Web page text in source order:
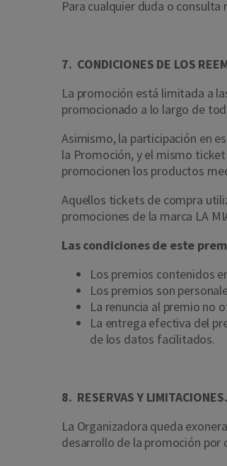
Para cualquier duda o
7. CONDICIONES DE LOS
La promoción está limitada a
promocionado a lo largo de
Asimismo, la participación en
la Promoción, y el mismo
promocionen los productos
Aquellos tickets de compra
promociones de la marca LA
Las condiciones de este
Los premios contenidos
Los premios son
La renuncia al premio no
La entrega efectiva del
de los datos facilitados.
8. RESERVAS Y LIMITACIONES.
La Organizadora queda
desarrollo de la promoción por